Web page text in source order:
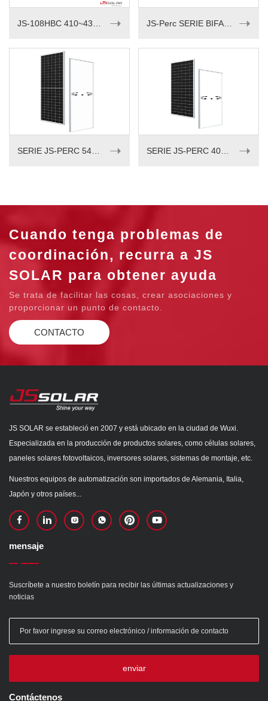
➝ ➝
➝ ➝
Cuando tenga problemas de
coordinación, recurra a JS
SOLAR para obtener ayuda
Se trata de facilitar las cosas, crear asociaciones y
proporcionar un punto de contacto.
CONTACTO
JS SOLAR se estableció en 2007 y está ubicado en la ciudad de Wuxi.
Especializada en la producción de productos solares, como células solares,
paneles solares fotovoltaicos, inversores solares, sistemas de montaje, etc.
Nuestros equipos de automatización son importados de Alemania, Italia,
Japón y otros países...
mensaje
Suscríbete a nuestro boletín para recibir las últimas actualizaciones y
noticias
enviar
Contáctenos